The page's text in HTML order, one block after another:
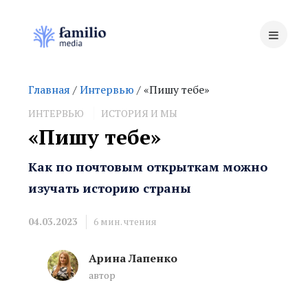
Главная /Интервью / «Пишу тебе»
ИНТЕРВЬЮ ИСТОРИЯ И МЫ
«Пишу тебе»
Как по почтовым открыткам можно
изучать историю страны
04.03.2023 6 мин. чтения
Арина Лапенко
автор